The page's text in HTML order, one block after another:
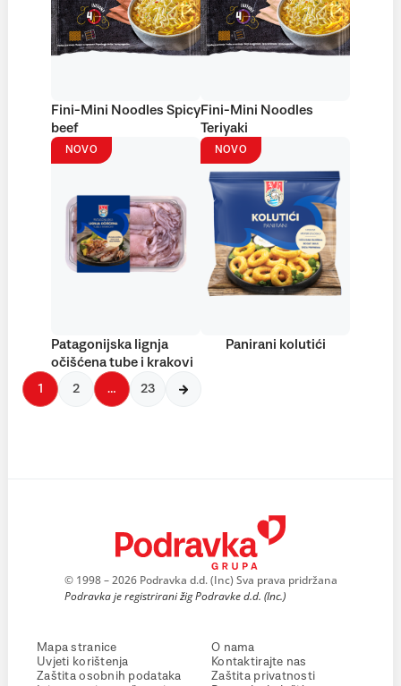
Fini-Mini Noodles Spicy
beef
Fini-Mini Noodles
Teriyaki
NOVO
Patagonijska lignja
očišćena tube i krakovi
NOVO
Panirani kolutići
1 2 … 23
© 1998 – 2026 Podravka d.d. (Inc) Sva prava pridržana
Podravka je registrirani žig Podravke d.d. (Inc.)
Mapa stranice
Uvjeti korištenja
Zaštita osobnih podataka
O nama
Kontaktirajte nas
Zaštita privatnosti